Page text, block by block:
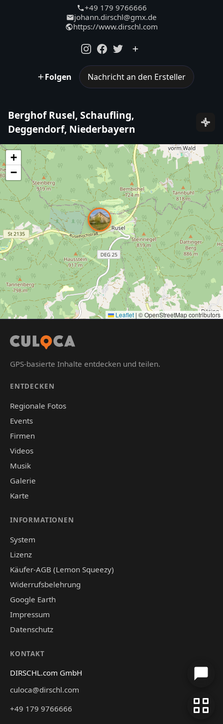
+49 179 9766666
johann.dirschl@gmx.de
https://www.dirschl.com
Folgen Nachricht an den Ersteller
Berghof Rusel, Schaufling,
Deggendorf, Niederbayern
+
−
Leaflet | © OpenStreetMap contributors
GPS-basierte Inhalte entdecken und teilen.
ENTDECKEN
Regionale Fotos
Events
Firmen
Videos
Musik
Galerie
Karte
INFORMATIONEN
System
Lizenz
Käufer-AGB (Lemon Squeezy)
Widerrufsbelehrung
Google Earth
Impressum
Datenschutz
KONTAKT
DIRSCHL.com GmbH
culoca@dirschl.com
+49 179 9766666